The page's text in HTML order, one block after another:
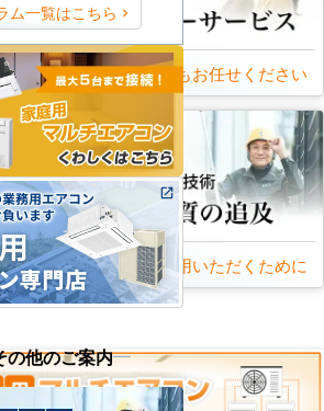
理由 万一の時もお任せください
意見
POINT
8
永くご愛用いただくために
ム一覧はこちら
の他のご案内